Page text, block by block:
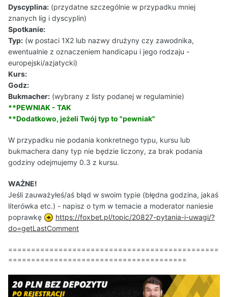
Dyscyplina: (przydatne szczególnie w przypadku mniej
znanych lig i dyscyplin)
Spotkanie:
Typ: (w postaci 1X2 lub nazwy drużyny czy zawodnika,
ewentualnie z oznaczeniem handicapu i jego rodzaju -
europejski/azjatycki)
Kurs:
Godz:
Bukmacher: (wybrany z listy podanej w regulaminie)
**PEWNIAK - TAK
**Dodatkowo, jeżeli Twój typ to "pewniak"
W przypadku nie podania konkretnego typu, kursu lub
bukmachera dany typ nie będzie liczony, za brak podania
godziny odejmujemy 0.3 z kursu.
WAŻNE!
Jeśli zauważyłeś/aś błąd w swoim typie (błędna godzina, jakaś
literówka etc.) - napisz o tym w temacie a moderator naniesie
poprawkę
https://foxbet.pl/topic/20827-pytania-i-uwagi/?
do=getLastComment
==============================================
=======================================